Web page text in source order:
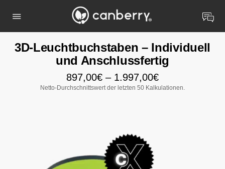
3D-Leuchtbuchstaben – Individuell
und Anschlussfertig
897,00€ – 1.997,00€
Netto-Durchschnittswert der letzten 50 Kalkulationen.